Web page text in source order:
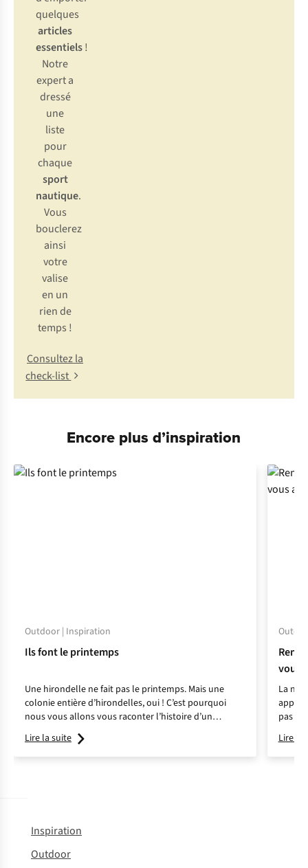
quelques
articles
essentiels!
Notre
expert a
dressé
une
liste
pour
chaque
sport
nautique.
Vous
bouclerez
ainsi
votre
valise
en un
rien de
temps !
Consultez la
check-list
Encore plus d’inspiration
Outdoor | Inspiration
Ils font le printemps
Une hirondelle ne fait pas le printemps. Mais une
colonie entière d’hirondelles, oui ! C’est pourquoi
nous vous allons vous raconter l’histoire d’un
spécialiste des hirondelles, mais aussi de trois autres
personnes qui veillent à ce que nous ayons un beau
printemps…
Lire la suite
vous
La
pas
Lire la
Inspiration
Outdoor